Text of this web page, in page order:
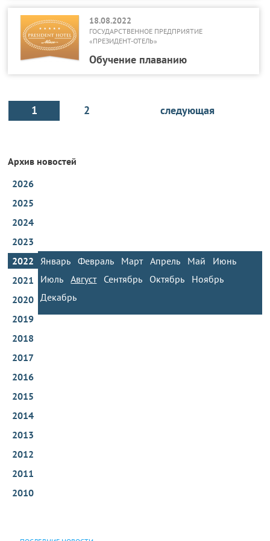
18.08.2022
ГОСУДАРСТВЕННОЕ ПРЕДПРИЯТИЕ
«ПРЕЗИДЕНТ-ОТЕЛЬ»
Обучение плаванию
1 2 следующая
Архив новостей
2026
2025
2024
2023
2022
Январь Февраль Март Апрель Май
Июнь
Июль
Август Сентябрь Октябрь
Ноябрь
Декабрь
2021
2020
2019
2018
2017
2016
2015
2014
2013
2012
2011
2010